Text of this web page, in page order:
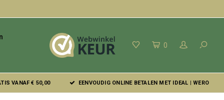
0
VANAF € 50,00 EENVOUDIG ONLINE BETALEN MET IDEAL | WERO